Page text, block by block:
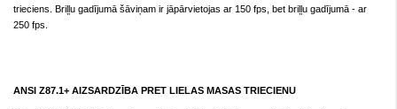
trieciens. Briļļu gadījumā šāviņam ir jāpārvietojas ar 150 fps, bet briļļu gadījumā - ar
250 fps.
ANSI Z87.1+ AIZSARDZĪBA PRET LIELAS MASAS TRIECIENU